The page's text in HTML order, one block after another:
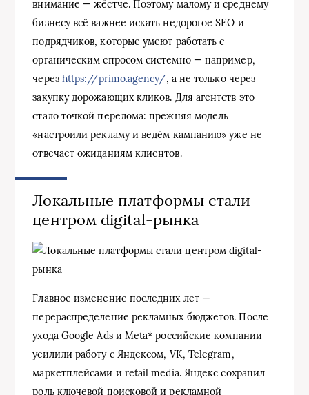
внимание — жёстче. Поэтому малому и среднему
бизнесу всё важнее искать недорогое SEO и
подрядчиков, которые умеют работать с
органическим спросом системно — например,
через https://primo.agency/, а не только через
закупку дорожающих кликов. Для агентств это
стало точкой перелома: прежняя модель
«настроили рекламу и ведём кампанию» уже не
отвечает ожиданиям клиентов.
Локальные платформы стали
центром digital-рынка
Главное изменение последних лет —
перераспределение рекламных бюджетов. После
ухода Google Ads и Meta* российские компании
усилили работу с Яндексом, VK, Telegram,
маркетплейсами и retail media. Яндекс сохранил
роль ключевой поисковой и рекламной